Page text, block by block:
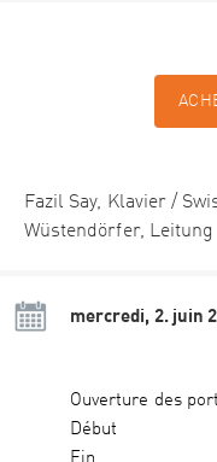
Fazil Say, Klavier /
Wüstendörfer, Leitung
mercredi, 2. juin
Ouverture des
Début